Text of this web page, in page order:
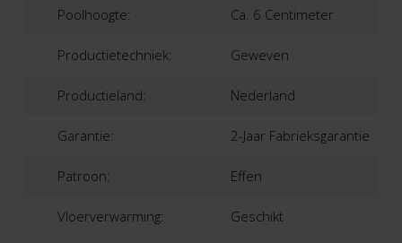
Poolhoogte: Ca. 6 Centimeter
Productietechniek: Geweven
Productieland: Nederland
Garantie: 2-Jaar Fabrieksgarantie
Patroon: Effen
Vloerverwarming: Geschikt